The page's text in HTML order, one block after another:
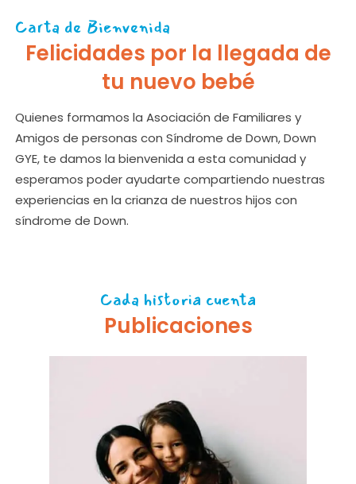
Carta de Bienvenida
Felicidades por la llegada de
tu nuevo bebé
Quienes formamos la Asociación de Familiares y
Amigos de personas con Síndrome de Down, Down
GYE, te damos la bienvenida a esta comunidad y
esperamos poder ayudarte compartiendo nuestras
experiencias en la crianza de nuestros hijos con
síndrome de Down.
Cada historia cuenta
Publicaciones